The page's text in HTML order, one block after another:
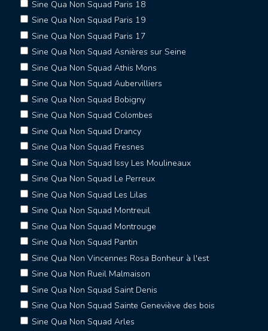
Sine Qua Non Squad Paris 18
Sine Qua Non Squad Paris 19
Sine Qua Non Squad Paris 17
Sine Qua Non Squad Asnières sur Seine
Sine Qua Non Squad Athis Mons
Sine Qua Non Squad Aubervilliers
Sine Qua Non Squad Bobigny
Sine Qua Non Squad Colombes
Sine Qua Non Squad Drancy
Sine Qua Non Squad Fresnes
Sine Qua Non Squad Issy Les Moulineaux
Sine Qua Non Squad Le Perreux
Sine Qua Non Squad Les Lilas
Sine Qua Non Squad Montreuil
Sine Qua Non Squad Montrouge
Sine Qua Non Squad Pantin
Sine Qua Non Vincennes Rosa Bonheur à l'est
Sine Qua Non Rueil Malmaison
Sine Qua Non Squad Saint Denis
Sine Qua Non Squad Sainte Geneviève des bois
Sine Qua Non Squad Arles